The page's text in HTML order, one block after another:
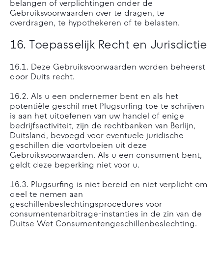
belangen of verplichtingen onder de
Gebruiksvoorwaarden over te dragen, te
overdragen, te hypothekeren of te belasten.
16. Toepasselijk Recht en Jurisdictie
16.1. Deze Gebruiksvoorwaarden worden beheerst
door Duits recht.
16.2. Als u een ondernemer bent en als het
potentiële geschil met Plugsurfing toe te schrijven
is aan het uitoefenen van uw handel of enige
bedrijfsactiviteit, zijn de rechtbanken van Berlijn,
Duitsland, bevoegd voor eventuele juridische
geschillen die voortvloeien uit deze
Gebruiksvoorwaarden. Als u een consument bent,
geldt deze beperking niet voor u.
16.3. Plugsurfing is niet bereid en niet verplicht om
deel te nemen aan
geschillenbeslechtingsprocedures voor
consumentenarbitrage-instanties in de zin van de
Duitse Wet Consumentengeschillenbeslechting.